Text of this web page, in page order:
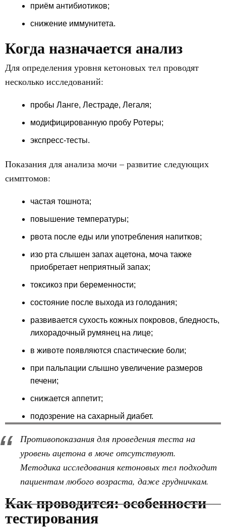
приём антибиотиков;
снижение иммунитета.
Когда назначается анализ
Для определения уровня кетоновых тел проводят
несколько исследований:
пробы Ланге, Лестраде, Легаля;
модифицированную пробу Ротеры;
экспресс-тесты.
Показания для анализа мочи – развитие следующих
симптомов:
частая тошнота;
повышение температуры;
рвота после еды или употребления напитков;
изо рта слышен запах ацетона, моча также
приобретает неприятный запах;
токсикоз при беременности;
состояние после выхода из голодания;
развивается сухость кожных покровов, бледность,
лихорадочный румянец на лице;
в животе появляются спастические боли;
при пальпации слышно увеличение размеров
печени;
снижается аппетит;
подозрение на сахарный диабет.
Противопоказания для проведения теста на
уровень ацетона в моче отсутствуют.
Методика исследования кетоновых тел подходит
пациентам любого возраста, даже грудничкам.
Как проводится: особенности
тестирования